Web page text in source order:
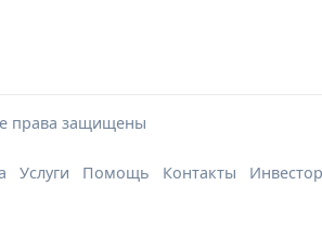
права защищены
Услуги Помощь Контакты